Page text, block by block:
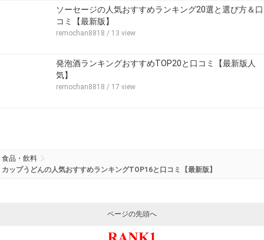
ソーセージの人気おすすめランキング20選と選び方＆口
コミ【最新版】
remochan8818 / 13 view
発泡酒ランキングおすすめTOP20と口コミ【最新版人
気】
remochan8818 / 17 view
食品・飲料
カップうどんの人気おすすめランキングTOP16と口コミ【最新版】
ページの先頭へ